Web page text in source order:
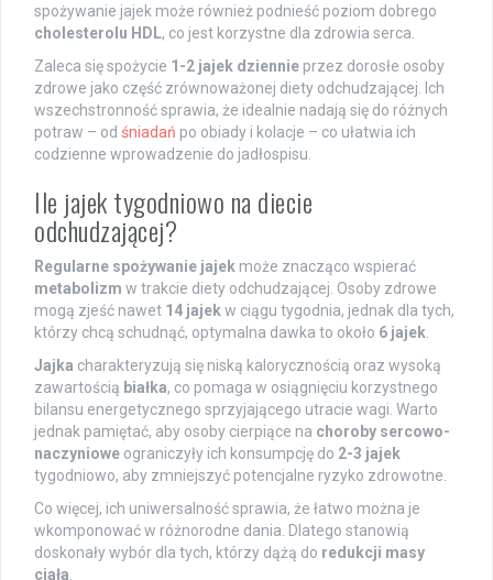
spożywanie jajek może również podnieść poziom dobrego
cholesterolu HDL, co jest korzystne dla zdrowia serca.
Zaleca się spożycie 1-2 jajek dziennie przez dorosłe osoby
zdrowe jako część zrównoważonej diety odchudzającej. Ich
wszechstronność sprawia, że idealnie nadają się do różnych
potraw – od śniadań po obiady i kolacje – co ułatwia ich
codzienne wprowadzenie do jadłospisu.
Ile jajek tygodniowo na diecie
odchudzającej?
Regularne spożywanie jajek może znacząco wspierać
metabolizm w trakcie diety odchudzającej. Osoby zdrowe
mogą zjeść nawet 14 jajekw ciągu tygodnia, jednak dla tych,
którzy chcą schudnąć, optymalna dawka to około 6 jajek.
Jajka charakteryzują się niską kalorycznością oraz wysoką
zawartością białka, co pomaga w osiągnięciu korzystnego
bilansu energetycznego sprzyjającego utracie wagi. Warto
jednak pamiętać, aby osoby cierpiące na choroby sercowo-
naczyniowe ograniczyły ich konsumpcję do 2-3 jajek
tygodniowo, aby zmniejszyć potencjalne ryzyko zdrowotne.
Co więcej, ich uniwersalność sprawia, że łatwo można je
wkomponować w różnorodne dania. Dlatego stanowią
doskonały wybór dla tych, którzy dążą do redukcji masy
ciała.